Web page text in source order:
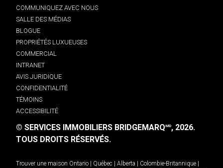
COMMUNIQUEZ AVEC NOUS
SALLE DES MÉDIAS
BLOGUE
PROPRIÉTÉS LUXUEUSES
COMMERCIAL
INTRANET
AVIS JURIDIQUE
CONFIDENTIALITÉ
TÉMOINS
ACCESSIBILITÉ
© SERVICES IMMOBILIERS BRIDGEMARQMD, 2026.
TOUS DROITS RÉSERVÉS.
Trouver une maison Ontario Québec Alberta Colombie-Britannique